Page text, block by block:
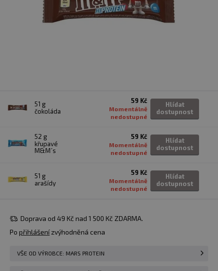
51 g
čokoláda
59 Kč
Momentálně
nedostupné
Hlídat
dostupnost
52 g
křupavé
M&M´s
59 Kč
Momentálně
nedostupné
Hlídat
dostupnost
51 g
arašídy
59 Kč
Momentálně
nedostupné
Hlídat
dostupnost
Doprava od 49 Kč nad 1 500 Kč ZDARMA.
Po přihlášenízvýhodněná cena
VŠE OD VÝROBCE: MARS PROTEIN